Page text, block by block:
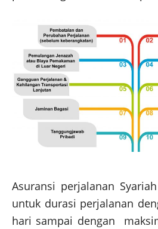
Asuransi perjalanan
untuk durasi perjalanan
hari sampai dengan